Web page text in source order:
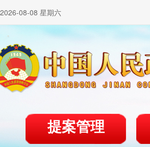
2026-08-08 星期六
提案管理